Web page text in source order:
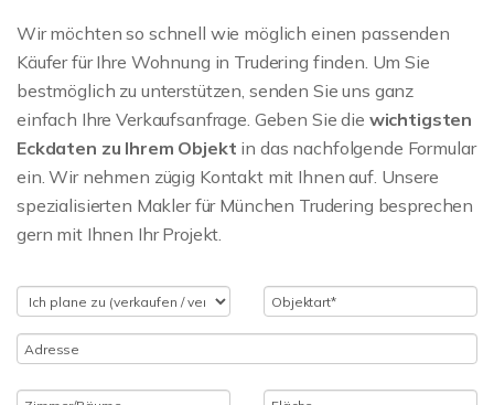
Wir möchten so schnell wie möglich einen passenden
Käufer für Ihre Wohnung in Trudering finden. Um Sie
bestmöglich zu unterstützen, senden Sie uns ganz
einfach Ihre Verkaufsanfrage. Geben Sie die wichtigsten
Eckdaten zu Ihrem Objekt in das nachfolgende Formular
ein. Wir nehmen zügig Kontakt mit Ihnen auf. Unsere
spezialisierten Makler für München Trudering besprechen
gern mit Ihnen Ihr Projekt.